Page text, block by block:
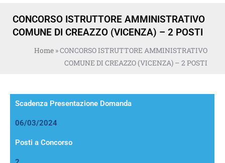
CONCORSO ISTRUTTORE AMMINISTRATIVO
COMUNE DI CREAZZO (VICENZA) – 2 POSTI
Home »CONCORSO ISTRUTTORE AMMINISTRATIVO
COMUNE DI CREAZZO (VICENZA) – 2 POSTI
Scadenza Presentazione Domanda
06/03/2024
Posti a Concorso